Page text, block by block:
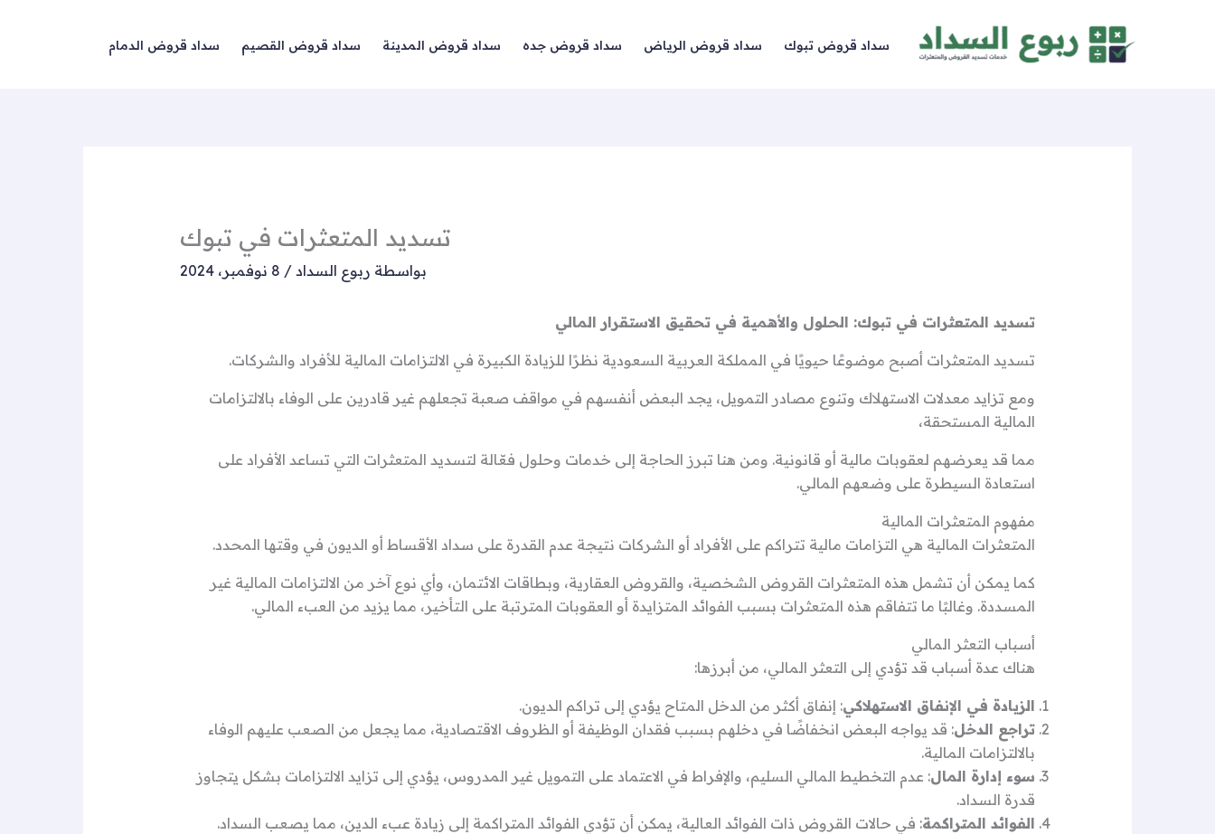
سداد قروض تبوك سداد قروض الرياض سداد قروض جده سداد قروض المدينة سداد قروض القصيم سداد قروض الدمام
تسديد المتعثرات في تبوك
بواسطة ربوع السداد/ 8 نوفمبر، 2024
تسديد المتعثرات في تبوك: الحلول والأهمية في تحقيق الاستقرار المالي
تسديد المتعثرات أصبح موضوعًا حيويًا في المملكة العربية السعودية نظرًا للزيادة الكبيرة في الالتزامات المالية للأفراد والشركات.
ومع تزايد معدلات الاستهلاك وتنوع مصادر التمويل، يجد البعض أنفسهم في مواقف صعبة تجعلهم غير قادرين على الوفاء بالالتزامات
المالية المستحقة،
مما قد يعرضهم لعقوبات مالية أو قانونية. ومن هنا تبرز الحاجة إلى خدمات وحلول فعّالة لتسديد المتعثرات التي تساعد الأفراد على
استعادة السيطرة على وضعهم المالي.
مفهوم المتعثرات المالية
المتعثرات المالية هي التزامات مالية تتراكم على الأفراد أو الشركات نتيجة عدم القدرة على سداد الأقساط أو الديون في وقتها المحدد.
كما يمكن أن تشمل هذه المتعثرات القروض الشخصية، والقروض العقارية، وبطاقات الائتمان، وأي نوع آخر من الالتزامات المالية غير
المسددة. وغالبًا ما تتفاقم هذه المتعثرات بسبب الفوائد المتزايدة أو العقوبات المترتبة على التأخير، مما يزيد من العبء المالي.
أسباب التعثر المالي
هناك عدة أسباب قد تؤدي إلى التعثر المالي، من أبرزها:
الزيادة في الإنفاق الاستهلاكي: إنفاق أكثر من الدخل المتاح يؤدي إلى تراكم الديون.
تراجع الدخل: قد يواجه البعض انخفاضًا في دخلهم بسبب فقدان الوظيفة أو الظروف الاقتصادية، مما يجعل من الصعب عليهم الوفاء
بالالتزامات المالية.
سوء إدارة المال: عدم التخطيط المالي السليم، والإفراط في الاعتماد على التمويل غير المدروس، يؤدي إلى تزايد الالتزامات بشكل يتجاوز
قدرة السداد.
الفوائد المتراكمة: في حالات القروض ذات الفوائد العالية، يمكن أن تؤدي الفوائد المتراكمة إلى زيادة عبء الدين، مما يصعب السداد.